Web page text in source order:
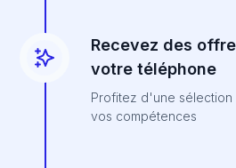
Recevez des
votre téléphone
Profitez d'une
vos compétences